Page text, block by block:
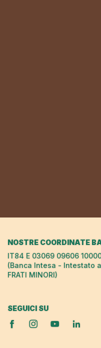
NOSTRE COORDINATE
IT84 E 03069 09606
(Banca Intesa - Intestato a:
FRATI MINORI)
SEGUICI SU